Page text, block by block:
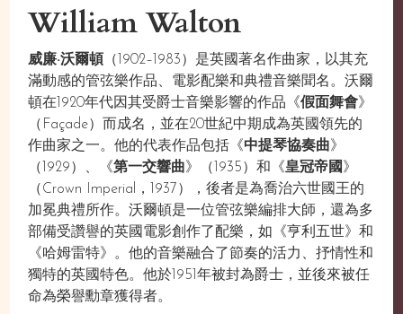
William Walton
威廉·沃爾頓 （1902–1983）是英國著名作曲家，以其充
滿動感的管弦樂作品、電影配樂和典禮音樂聞名。沃爾
頓在1920年代因其受爵士音樂影響的作品《假面舞會》
（Façade）而成名，並在20世紀中期成為英國領先的
作曲家之一。他的代表作品包括《中提琴協奏曲 》
（1929）、《第一交響曲 》（1935）和《皇冠帝國》
（Crown Imperial，1937），後者是為喬治六世國王的
加冕典禮所作。沃爾頓是一位管弦樂編排大師，還為多
部備受讚譽的英國電影創作了配樂，如《亨利五世》和
《哈姆雷特》。他的音樂融合了節奏的活力、抒情性和
獨特的英國特色。他於1951年被封為爵士，並後來被任
命為榮譽勳章獲得者。